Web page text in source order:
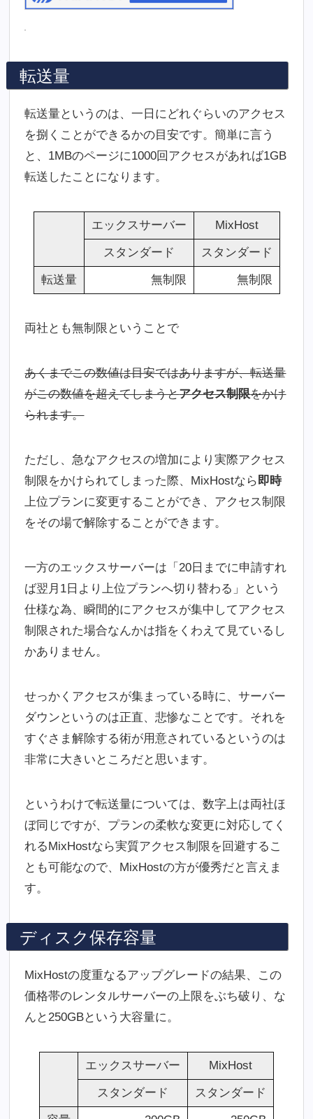
転送量
転送量というのは、一日にどれぐらいのアクセス
を捌くことができるかの目安です。簡単に言う
と、1MBのページに1000回アクセスがあれば1GB
転送したことになります。
エックスサーバー MixHost
スタンダード スタンダード
転送量 無制限 無制限
両社とも無制限ということで
あくまでこの数値は目安ではありますが、転送量
がこの数値を超えてしまうとアクセス制限をかけ
られます。
ただし、急なアクセスの増加により実際アクセス
制限をかけられてしまった際、MixHostなら即時
上位プランに変更することができ、アクセス制限
をその場で解除することができます。
一方のエックスサーバーは「20日までに申請すれ
ば翌月1日より上位プランへ切り替わる」という
仕様な為、瞬間的にアクセスが集中してアクセス
制限された場合なんかは指をくわえて見ているし
かありません。
せっかくアクセスが集まっている時に、サーバー
ダウンというのは正直、悲惨なことです。それを
すぐさま解除する術が用意されているというのは
非常に大きいところだと思います。
というわけで転送量については、数字上は両社ほ
ぼ同じですが、プランの柔軟な変更に対応してく
れるMixHostなら実質アクセス制限を回避するこ
とも可能なので、MixHostの方が優秀だと言えま
す。
ディスク保存容量
MixHostの度重なるアップグレードの結果、この
価格帯のレンタルサーバーの上限をぶち破り、な
んと250GBという大容量に。
エックスサーバー MixHost
スタンダード スタンダード